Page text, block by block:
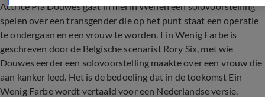
Actrice Pia Douwes gaat in mei in Wenen een solovoorstelling
spelen over een transgender die op het punt staat een operatie
te ondergaan en een vrouw te worden. Ein Wenig Farbe is
geschreven door de Belgische scenarist Rory Six, met wie
Douwes eerder een solovoorstelling maakte over een vrouw die
aan kanker leed. Het is de bedoeling dat in de toekomst Ein
Wenig Farbe wordt vertaald voor een Nederlandse versie.